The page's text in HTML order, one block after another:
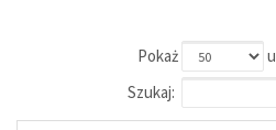
Pokaż
Szukaj: